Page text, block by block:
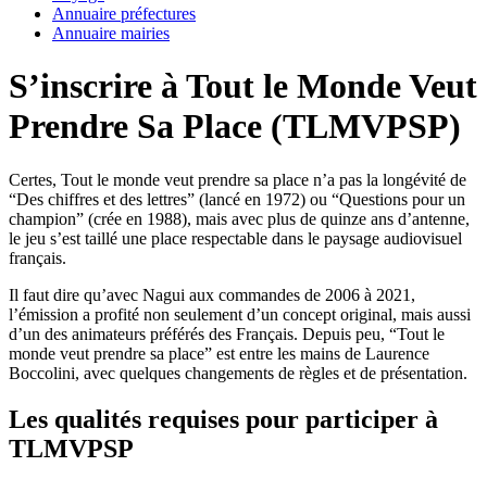
Annuaire préfectures
Annuaire mairies
S’inscrire à Tout le Monde Veut
Prendre Sa Place (TLMVPSP)
Certes, Tout le monde veut prendre sa place n’a pas la longévité de
“Des chiffres et des lettres” (lancé en 1972) ou “Questions pour un
champion” (crée en 1988), mais avec plus de quinze ans d’antenne,
le jeu s’est taillé une place respectable dans le paysage audiovisuel
français.
Il faut dire qu’avec Nagui aux commandes de 2006 à 2021,
l’émission a profité non seulement d’un concept original, mais aussi
d’un des animateurs préférés des Français. Depuis peu, “Tout le
monde veut prendre sa place” est entre les mains de Laurence
Boccolini, avec quelques changements de règles et de présentation.
Les qualités requises pour participer à
TLMVPSP